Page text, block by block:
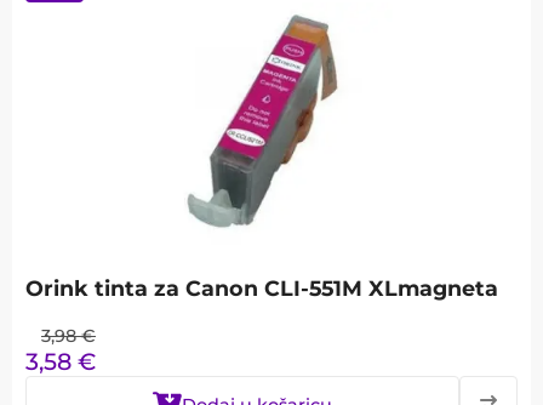
Orink tinta za Canon CLI-551M XLmagneta
3,98 €
3,58 €